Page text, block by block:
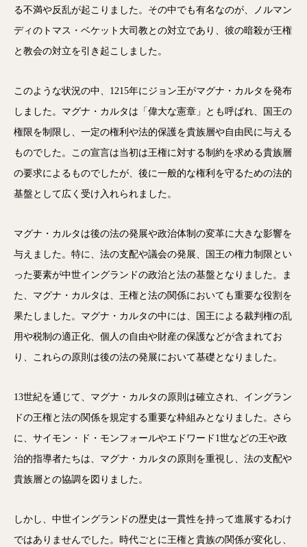
る不満や反乱が起こりました。その中でも有名なのが、ノルマン
ディのトマス・ベケット大司教との対立であり、彼の暗殺が王権
と教会の対立を引き起こしました。
このような状況の中、1215年にジョン王がマグナ・カルタを発布
しました。マグナ・カルタは「偉大な憲章」とも呼ばれ、国王の
権限を制限し、一定の権利や法的保護を貴族層や自由民に与える
ものでした。この宣言は当初は王権に対する制約を求める貴族層
の要求によるものでしたが、後に一般的な権利を守るための法的
基盤として広く受け入れられました。
マグナ・カルタは後の法の発展や政治体制の変革に大きな影響を
与えました。特に、法の支配や議会の発展、国王の権力制限とい
った要素が中世イングランドの政治と法の基盤となりました。ま
た、マグナ・カルタは、王権と法の関係においても重要な役割を
果たしました。マグナ・カルタの中には、国王による裁判権の乱
用や税制の適正化、個人の自由や財産の保護などが含まれてお
り、これらの原則は後の法の発展において基礎となりました。
13世紀を通じて、マグナ・カルタの原則は確立され、イングラン
ドの王権と法の関係を規定する重要な枠組みとなりました。さら
に、サイモン・ド・モンフォールやエドワード1世などの王や政
治的指導者たちは、マグナ・カルタの原則を重視し、法の支配や
貴族層との協調を図りました。
しかし、中世イングランドの歴史は一貫性を持って進展するわけ
ではありませんでした。時代ごとに王権と貴族の関係が変化し、